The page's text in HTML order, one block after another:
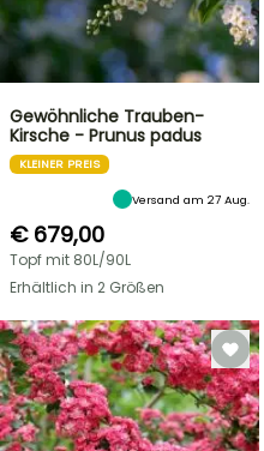
Gewöhnliche Trauben-
Kirsche - Prunus padus
KLEINER PREIS
Versand am 27 Aug.
€ 679,00
Topf mit 80L/90L
Erhältlich in 2 Größen